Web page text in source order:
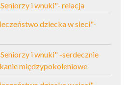
i wnuki"- relacja
dziecka w sieci"-
i wnuki" -serdecznie
międzypokoleniowe